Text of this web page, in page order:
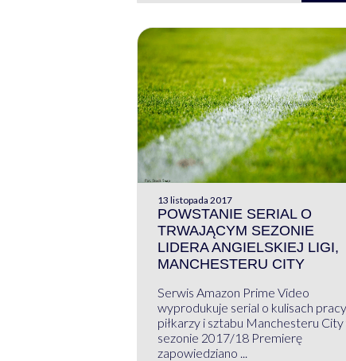
13 listopada 2017
POWSTANIE SERIAL O
TRWAJĄCYM SEZONIE
LIDERA ANGIELSKIEJ LIGI,
MANCHESTERU CITY
Serwis Amazon Prime Video
wyprodukuje serial o kulisach pracy
piłkarzy i sztabu Manchesteru
sezonie 2017/18 Premierę
zapowiedziano ...